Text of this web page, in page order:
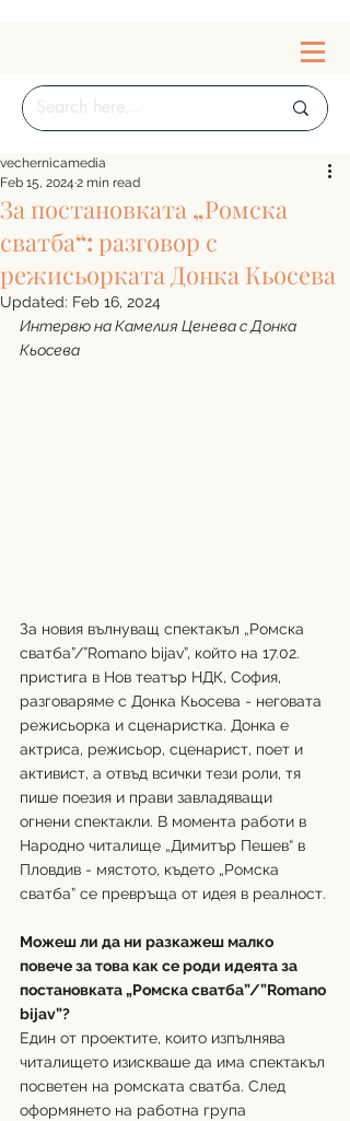
За постановката „Ромска
сватба“: разговор с
режисьорката Донка Кьосева
vechernicamedia
Feb 15, 2024 2 min read
Updated: Feb 16, 2024
Интервю на Камелия Ценева с Донка
Кьосева
За новия вълнуващ спектакъл „Ромска
сватба”/”Romano bijav”, който на 17.02.
пристига в Нов театър НДК, София,
разговаряме с Донка Кьосева - неговата
режисьорка и сценаристка. Донка е
актриса, режисьор, сценарист, поет и
активист, а отвъд всички тези роли, тя
пише поезия и прави завладяващи
огнени спектакли. В момента работи в
Народно читалище „Димитър Пешев“ в
Пловдив - мястото, където „Ромска
сватба” се превръща от идея в реалност.
Можеш ли да ни разкажеш малко
повече за това как се роди идеята за
постановката „Ромска сватба”/”Romano
bijav”?
Един от проектите, които изпълнява
читалището изискваше да има спектакъл
посветен на ромската сватба. След
оформянето на работна група